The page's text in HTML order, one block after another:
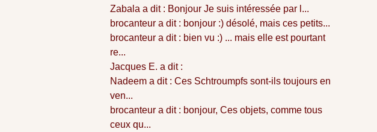
Zabala a dit : Bonjour Je suis intéressée par l...
brocanteur a dit : bonjour :) désolé, mais ces petits...
brocanteur a dit : bien vu :) ... mais elle est pourtant
re...
Jacques E. a dit :
Nadeem a dit : Ces Schtroumpfs sont-ils toujours en
ven...
brocanteur a dit : bonjour, Ces objets, comme tous
ceux qu...